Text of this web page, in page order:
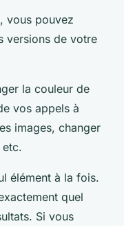
vous pouvez
versions de votre
la couleur de
vos appels à
images, changer
élément à la fois.
quel
Si vous